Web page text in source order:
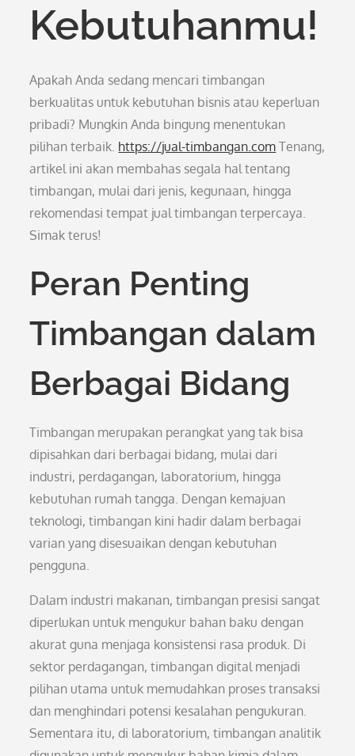
Kebutuhanmu!
Apakah Anda sedang mencari timbangan
berkualitas untuk kebutuhan bisnis atau keperluan
pribadi? Mungkin Anda bingung menentukan
pilihan terbaik. https://jual-timbangan.com Tenang,
artikel ini akan membahas segala hal tentang
timbangan, mulai dari jenis, kegunaan, hingga
rekomendasi tempat jual timbangan terpercaya.
Simak terus!
Peran Penting
Timbangan dalam
Berbagai Bidang
Timbangan merupakan perangkat yang tak bisa
dipisahkan dari berbagai bidang, mulai dari
industri, perdagangan, laboratorium, hingga
kebutuhan rumah tangga. Dengan kemajuan
teknologi, timbangan kini hadir dalam berbagai
varian yang disesuaikan dengan kebutuhan
pengguna.
Dalam industri makanan, timbangan presisi sangat
diperlukan untuk mengukur bahan baku dengan
akurat guna menjaga konsistensi rasa produk. Di
sektor perdagangan, timbangan digital menjadi
pilihan utama untuk memudahkan proses transaksi
dan menghindari potensi kesalahan pengukuran.
Sementara itu, di laboratorium, timbangan analitik